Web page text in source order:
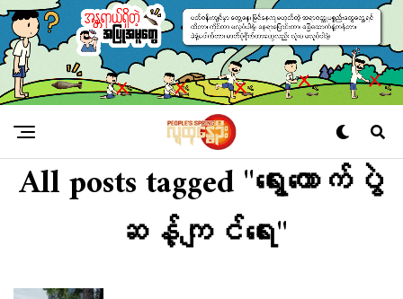
All posts tagged "ရွေးကောက်ပွဲ
ဆန့်ကျင်ရေး"